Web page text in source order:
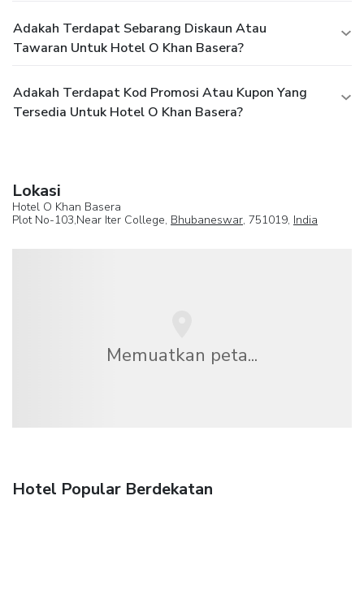
Adakah Terdapat Sebarang Diskaun Atau
Tawaran Untuk Hotel O Khan Basera?
Adakah Terdapat Kod Promosi Atau Kupon Yang
Tersedia Untuk Hotel O Khan Basera?
Lokasi
Hotel O Khan Basera
Plot No-103,Near Iter College, Bhubaneswar, 751019, India
Memuatkan peta...
Hotel Popular Berdekatan